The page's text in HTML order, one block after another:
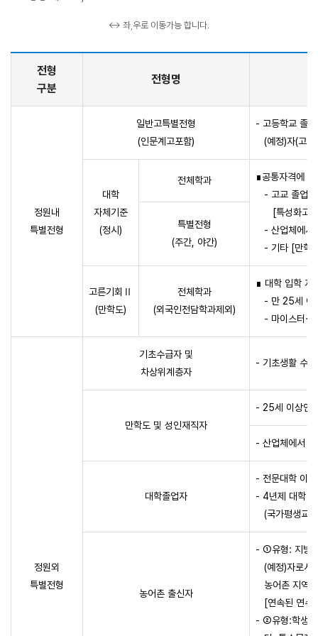
↔ 좌,우로 이동가능 합니다.
전형
구분
전형명
정원내
특별전형
일반고특별전형
(인문계고포함)
- 고등학교 졸
(예정)자(고졸
대학
자체기준
(정시)
전체학과
∎공통자격에
- 고교 졸업(
[특성화고, 학
- 산업체에서
- 기타 [만학
특별전형
(주간, 야간)
고른기회Ⅱ
(만학도)
전체학과
(외국인전담학과제외)
∎ 대학 입학 지
- 만 25세 이
- 마이스터·특
정원외
특별전형
기초수급자 및
차상위계층자
- 기초생활 수
만학도 및 성인재직자
- 25세 이상인
- 산업체에서
대학졸업자
- 전문대학 이
- 4년제 대학 2
(국가평생교
농어촌 출신자
- ①유형: 지방자
(예정)자로서
농어촌 지역
[연속된 연수
- ②유형:학생본